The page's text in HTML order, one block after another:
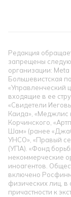
Редакция
запрещены
организации:
Большевистская
«Управленческий
входящие в ее
«Свидетели
Каида», «Меджлис
Корчинского,
Шам» (ранее
УНСО», «Правый
(УПА). «Фонд
некоммерческие
иноагентов.
включено
физических лиц, в
причастности к